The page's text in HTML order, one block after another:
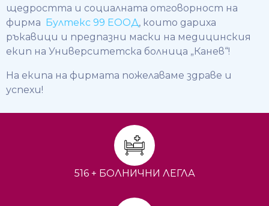
щедростта и социалната отговорност на
фирма Бултекс 99 ЕООД, които дариха
ръкавици и предпазни маски на медицинския
екип на Университетска болница „Канев“!
На екипа на фирмата пожелаваме здраве и
успехи!
516 + БОЛНИЧНИ ЛЕГЛА